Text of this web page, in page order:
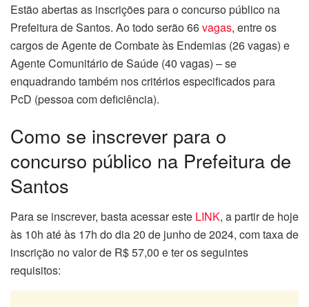
Estão abertas as inscrições para o concurso público na
Prefeitura de Santos. Ao todo serão 66vagas, entre os
cargos de Agente de Combate às Endemias (26 vagas) e
Agente Comunitário de Saúde (40 vagas) – se
enquadrando também nos critérios especificados para
PcD (pessoa com deficiência).
Como se inscrever para o
concurso público na Prefeitura de
Santos
Para se inscrever, basta acessar este LINK, a partir de hoje
às 10h até às 17h do dia 20 de junho de 2024, com taxa de
inscrição no valor de R$ 57,00 e ter os seguintes
requisitos: